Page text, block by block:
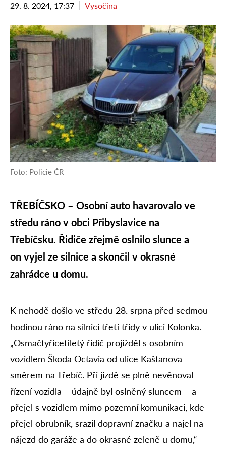
29. 8. 2024, 17:37 Vysočina
Foto: Policie ČR
TŘEBÍČSKO – Osobní auto havarovalo ve
středu ráno v obci Přibyslavice na
Třebíčsku. Řidiče zřejmě oslnilo slunce a
on vyjel ze silnice a skončil v okrasné
zahrádce u domu.
K nehodě došlo ve středu 28. srpna před sedmou
hodinou ráno na silnici třetí třídy v ulici Kolonka.
„Osmačtyřicetiletý řidič projížděl s osobním
vozidlem Škoda Octavia od ulice Kaštanova
směrem na Třebíč. Při jízdě se plně nevěnoval
řízení vozidla – údajně byl oslněný sluncem – a
přejel s vozidlem mimo pozemní komunikaci, kde
přejel obrubník, srazil dopravní značku a najel na
nájezd do garáže a do okrasné zeleně u domu,“